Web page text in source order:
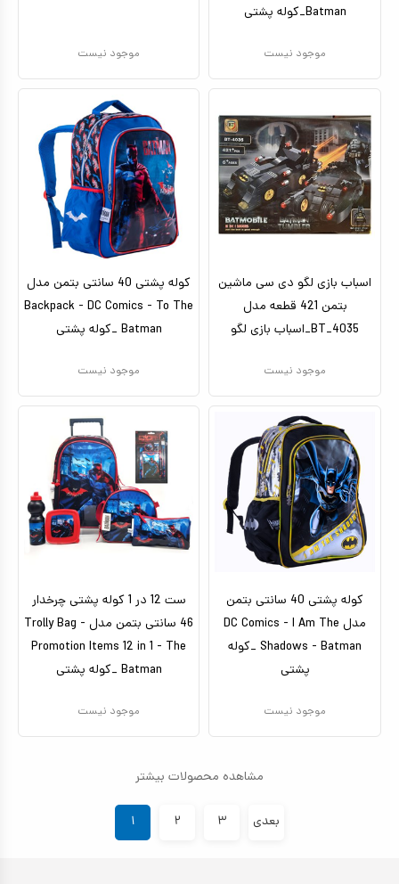
Batman_کوله پشتی
موجود نیست موجود نیست
اسباب بازی لگو دی سی ماشین
بتمن 421 قطعه مدل
BT_4035_اسباب بازی لگو
موجود نیست
کوله پشتی 40 سانتی بتمن مدل
Backpack - DC Comics - To The
Batman _کوله پشتی
موجود نیست
کوله پشتی 40 سانتی بتمن
مدل DC Comics - I Am The
Shadows - Batman _کوله
پشتی
موجود نیست
ست 12 در 1 کوله پشتی چرخدار
46 سانتی بتمن مدل Trolly Bag -
Promotion Items 12 in 1 - The
Batman _کوله پشتی
موجود نیست
مشاهده محصولات بیشتر
۱ ۲ ۳ بعدی